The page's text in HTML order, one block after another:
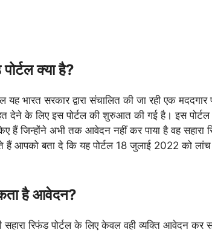
क्या है?
यह भारत सरकार द्वारा संचालित की जा रही एक
देने के लिए इस पोर्टल की शुरुआत की गई है। इस
हैं जिन्होंने अभी तक आवेदन नहीं कर पाया है वह सहारा
आपको बता दे कि यह पोर्टल 18 जुलाई 2022 को लांच
है आवेदन?
रिफंड पोर्टल के लिए केवल वही व्यक्ति आवेदन